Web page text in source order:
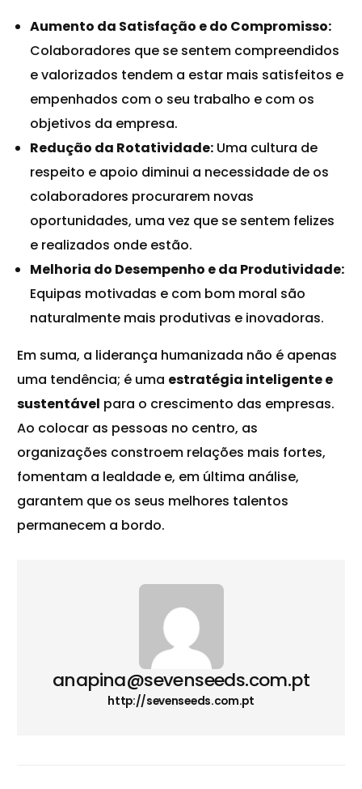
Aumento da Satisfação e do Compromisso:
Colaboradores que se sentem compreendidos
e valorizados tendem a estar mais satisfeitos e
empenhados com o seu trabalho e com os
objetivos da empresa.
Redução da Rotatividade: Uma cultura de
respeito e apoio diminui a necessidade de os
colaboradores procurarem novas
oportunidades, uma vez que se sentem felizes
e realizados onde estão.
Melhoria do Desempenho e da Produtividade:
Equipas motivadas e com bom moral são
naturalmente mais produtivas e inovadoras.
Em suma, a liderança humanizada não é apenas
uma tendência; é uma estratégia inteligente e
sustentável para o crescimento das empresas.
Ao colocar as pessoas no centro, as
organizações constroem relações mais fortes,
fomentam a lealdade e, em última análise,
garantem que os seus melhores talentos
permanecem a bordo.
anapina@sevenseeds.com.pt
http://sevenseeds.com.pt